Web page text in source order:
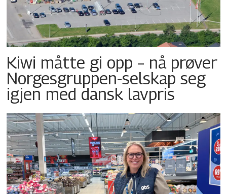
Kiwi måtte gi opp – nå prøver
Norgesgruppen-selskap seg
igjen med dansk lavpris